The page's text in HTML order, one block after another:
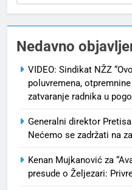
Nedavno
VIDEO: Sindikat NŽZ
poluvremena,
zatvaranje radnika u
Generalni direktor
Nećemo se zadržati na
Kenan Mujkanović za
presude o Željezari: